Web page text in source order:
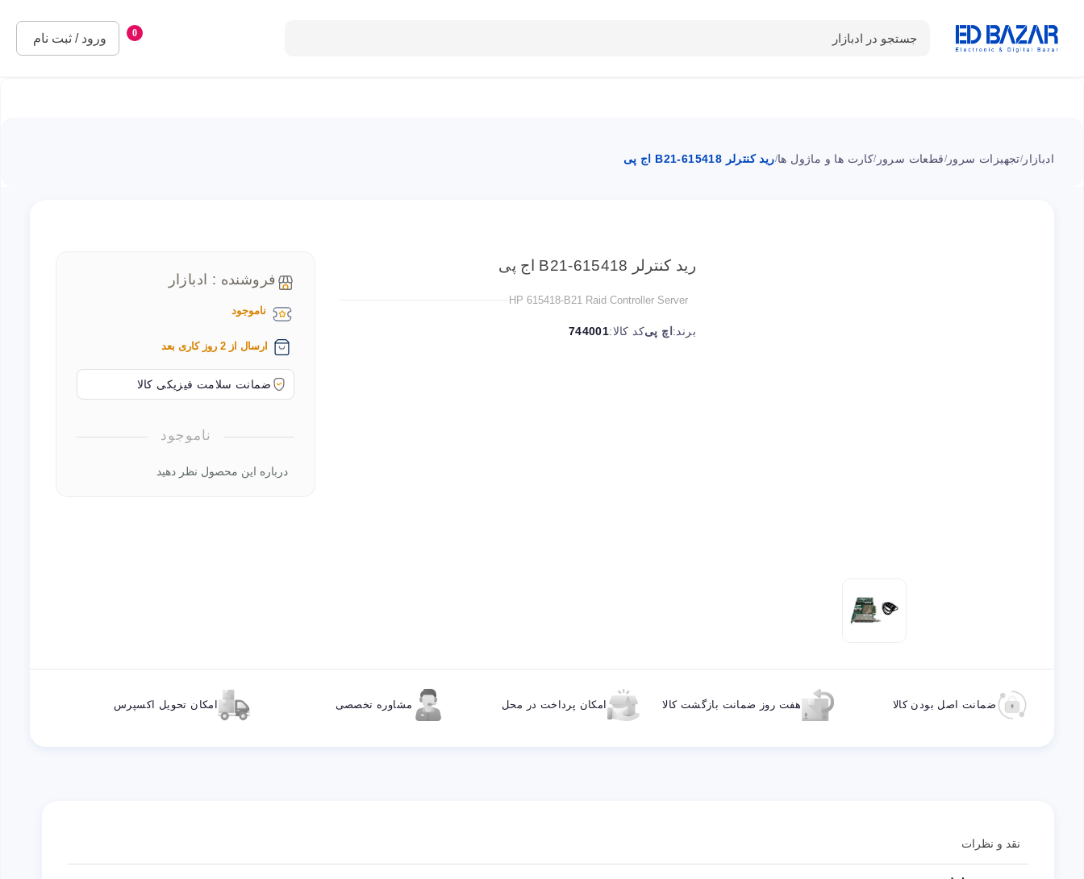
جستجو در ادبازار 0
ورود / ثبت نام
دسته بندی محصولات
ادبازار /تجهیزات سرور/قطعات سرور /کارت ها و ماژول ها/رید کنترلر 615418-B21 اج پی
رید کنترلر 615418-B21 اج پی
HP 615418-B21 Raid Controller Server
برند: اچ پیکد کالا:744001
فروشنده : ادبازار
ناموجود
ارسال از 2 روز کاری بعد
ضمانت سلامت فیزیکی کالا
ناموجود
درباره این محصول نظر دهید
ضمانت اصل بودن کالا هفت روز ضمانت بازگشت کالا امکان پرداخت در محل مشاوره تخصصی امکان تحویل اکسپرس
نقد و نظرات